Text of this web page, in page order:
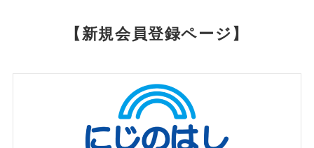
【新規会員登録ページ 】